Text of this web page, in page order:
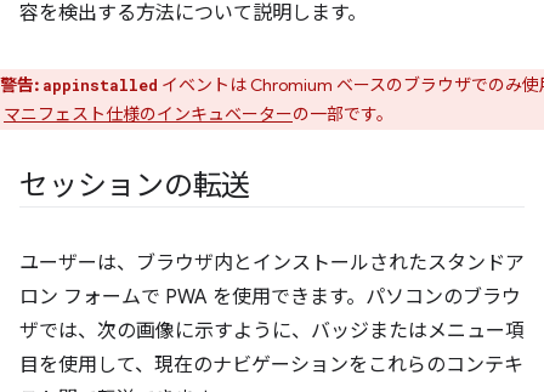
容を検出する方法について説明します。
警告: appinstalled イベントは Chromium ベースのブラウザでのみ使
マニフェスト仕様のインキュベーターの一部です。
セッションの転送
ユーザーは、ブラウザ内とインストールされたスタンドア
ロン フォームで PWA を使用できます。パソコンのブラウ
ザでは、次の画像に示すように、バッジまたはメニュー項
目を使用して、現在のナビゲーションをこれらのコンテキ